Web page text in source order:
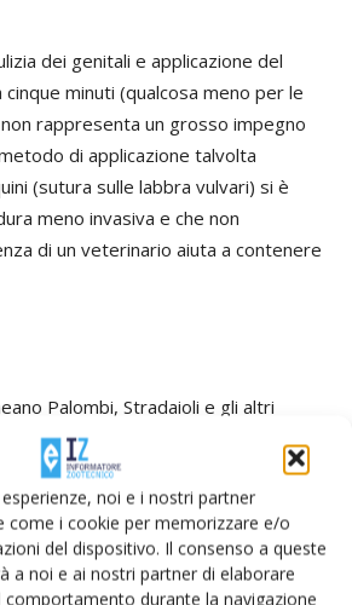
noi e i nostri partner
come i cookie per memorizzare e/o
del dispositivo. Il consenso a queste
a noi e ai nostri partner di elaborare
durante la navigazione
dei genitali e applicazione del
minuti (qualcosa meno per le
rappresenta un grosso impegno
di applicazione talvolta
(sutura sulle labbra vulvari) si è
meno invasiva e che non
di un veterinario aiuta a contenere
Palombi, Stradaioli e gli altri
in sede vaginale per un massimo di
permanenze molto più lunghe, fino a
dato complicazioni.